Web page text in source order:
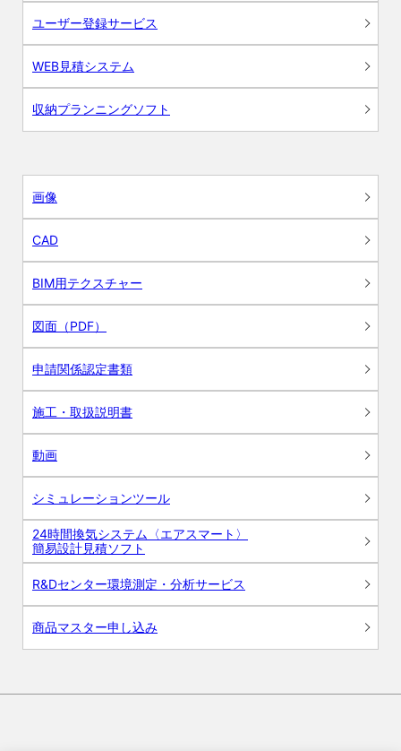
ユーザー登録サービス
WEB見積システム
収納プランニングソフト
画像
CAD
BIM用テクスチャー
図面（PDF）
申請関係認定書類
施工・取扱説明書
動画
シミュレーションツール
24時間換気システム〈エアスマート〉
簡易設計見積ソフト
R&Dセンター環境測定・分析サービス
商品マスター申し込み